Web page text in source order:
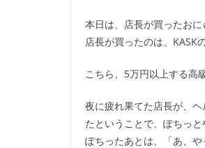
本日は、店長が買ったお
店長が買ったのは、KASK
こちら、5万円以上する高
夜に疲れ果てた店長が、
たということで、ぽちっと
ぽちったあとは、「あ、や